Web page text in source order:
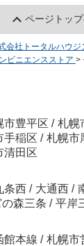
ページトッ
会社トータルハウジ
ビニエンスストア >
市豊平区 / 札幌
手稲区 / 札幌市
清田区
条西 / 大通西 /
の森三条 / 平岸
館本線 / 札幌市